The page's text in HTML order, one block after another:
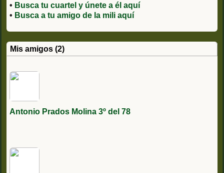
• Busca tu cuartel y únete a él aquí
• Busca a tu amigo de la mili aquí
Mis amigos (2)
Antonio Prados Molina 3º del 78